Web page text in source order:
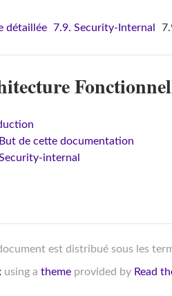
détaillée 7.9. Security-Internal
de cette documentation
internal
est distribué sous les
using a themeprovided by Read